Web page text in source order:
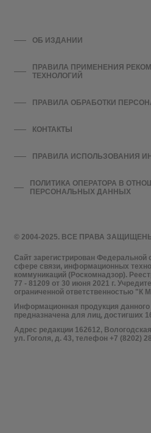
© 2004-2025. ВСЕ ПРАВА
Сайт зарегистрирован Федеральной
сфере связи, информационных
коммуникаций (Роскомнадзор).
77 - 81209 от 30 июня 2021 г.
ограниченной ответственностью "К
Информационная продукция данного
предназначена для лиц, достигших
Адрес редакции 162612,
ул. Гоголя, д. 43, телефон +7 (8202)
ОБ ИЗДАНИИ
ПРАВИЛА ПРИМЕНЕНИЯ
ТЕХНОЛОГИЙ
ПРАВИЛА ОБРАБОТКИ
КОНТАКТЫ
ПРАВИЛА ИСПОЛЬЗОВАНИЯ
ПОЛИТИКА ОПЕРАТОРА В
ПЕРСОНАЛЬНЫХ ДАННЫХ